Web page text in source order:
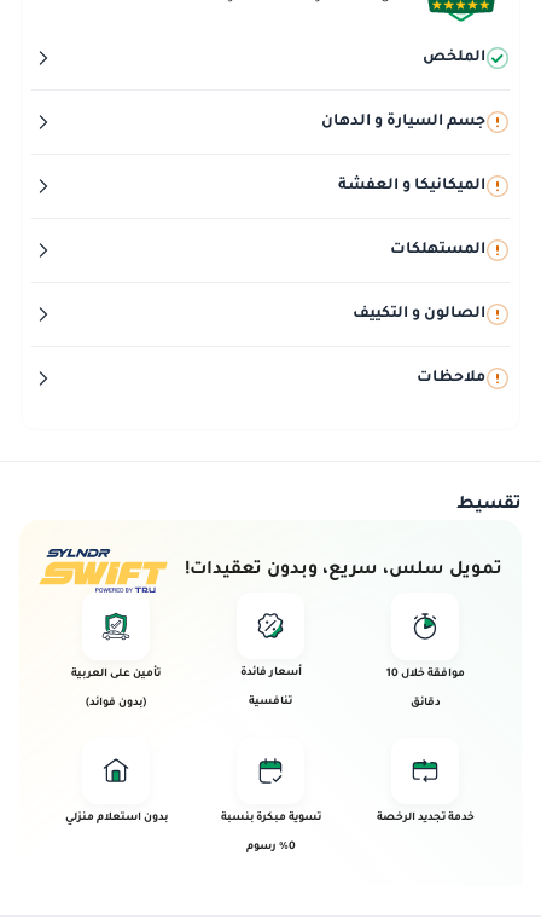
الملخص
جسم السيارة و الدهان
الميكانيكا و العفشة
المستهلكات
الصالون و التكييف
ملاحظات
تقسيط
تمويل سلس، سريع، وبدون تعقيدات!
موافقة خلال 10
دقائق
أسعار فائدة
تنافسية
تأمين على العربية
(بدون فوائد)
خدمة تجديد الرخصة تسوية مبكرة بنسبة
0% رسوم
بدون استعلام منزلي